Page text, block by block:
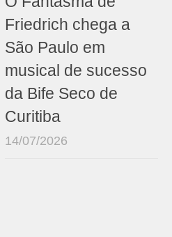
Friedrich chega a
São Paulo em
musical de sucesso
da Bife Seco de
Curitiba
14/07/2026